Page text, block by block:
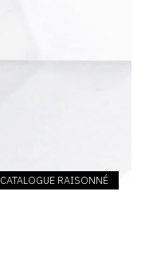
CATALOGUE RAISONNÉ